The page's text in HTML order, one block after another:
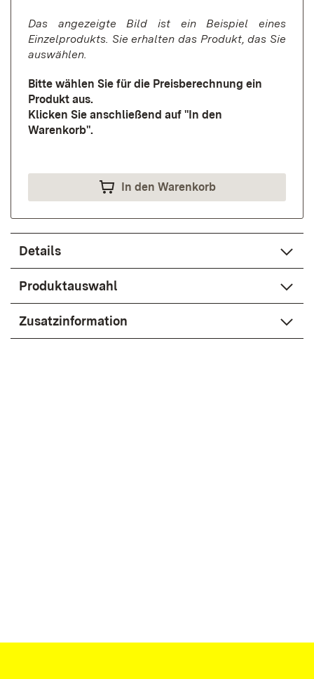
Das angezeigte Bild ist ein Beispiel eines
Einzelprodukts. Sie erhalten das Produkt, das Sie
auswählen.
Bitte wählen Sie für die Preisberechnung ein
Produkt aus.
Klicken Sie anschließend auf "In den
Warenkorb".
In den Warenkorb
Details
Produktauswahl
Zusatzinformation